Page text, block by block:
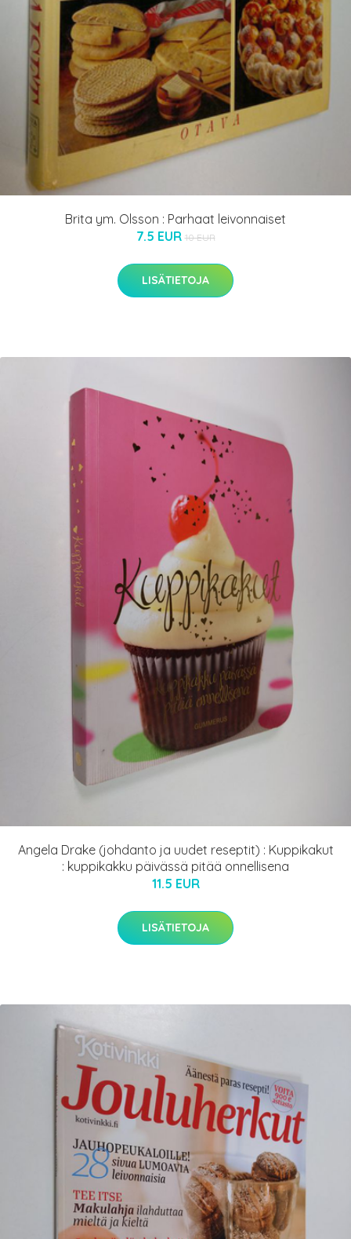
Brita ym. Olsson : Parhaat leivonnaiset
7.5 EUR 10 EUR
LISÄTIETOJA
Angela Drake (johdanto ja uudet reseptit) : Kuppikakut
: kuppikakku päivässä pitää onnellisena
11.5 EUR
LISÄTIETOJA